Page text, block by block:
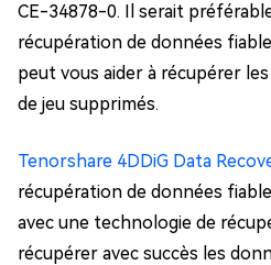
CE-34878-0. Il serait
récupération de données
peut vous aider à récupérer
de jeu supprimés.
Tenorshare 4DDiG Data
récupération de données
avec une technologie de
récupérer avec succès les